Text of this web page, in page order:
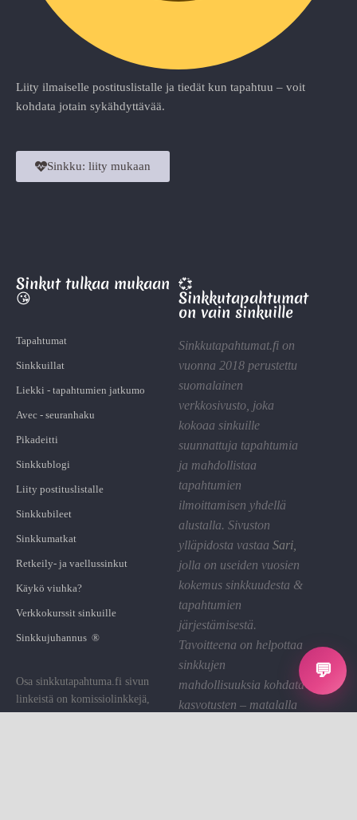
💬
Liity ilmaiselle postituslistalle ja tiedät kun tapahtuu – voit
kohdata jotain sykähdyttävää.
Sinkku: liity mukaan
Sinkut tulkaa mukaan
😘
Tapahtumat
Sinkkuillat
Liekki - tapahtumien jatkumo
Avec - seuranhaku
Pikadeitti
Sinkkublogi
Liity postituslistalle
Sinkkubileet
Sinkkumatkat
Retkeily- ja vaellussinkut
Käykö viuhka?
Verkkokurssit sinkuille
Sinkkujuhannus ®
Osa sinkkutapahtuma.fi sivun
linkeistä on komissiolinkkejä,
💞
Sinkkutapahtumat
on vain sinkuille
Sinkkutapahtumat.fi on
vuonna 2018 perustettu
suomalainen
verkkosivusto, joka
kokoaa sinkuille
suunnattuja tapahtumia
ja mahdollistaa
tapahtumien
ilmoittamisen yhdellä
alustalla. Sivuston
ylläpidosta vastaa Sari,
jolla on useiden vuosien
kokemus sinkkuudesta &
tapahtumien
järjestämisestä.
Tavoitteena on helpottaa
sinkkujen
mahdollisuuksia kohdata
kasvotusten – matalalla